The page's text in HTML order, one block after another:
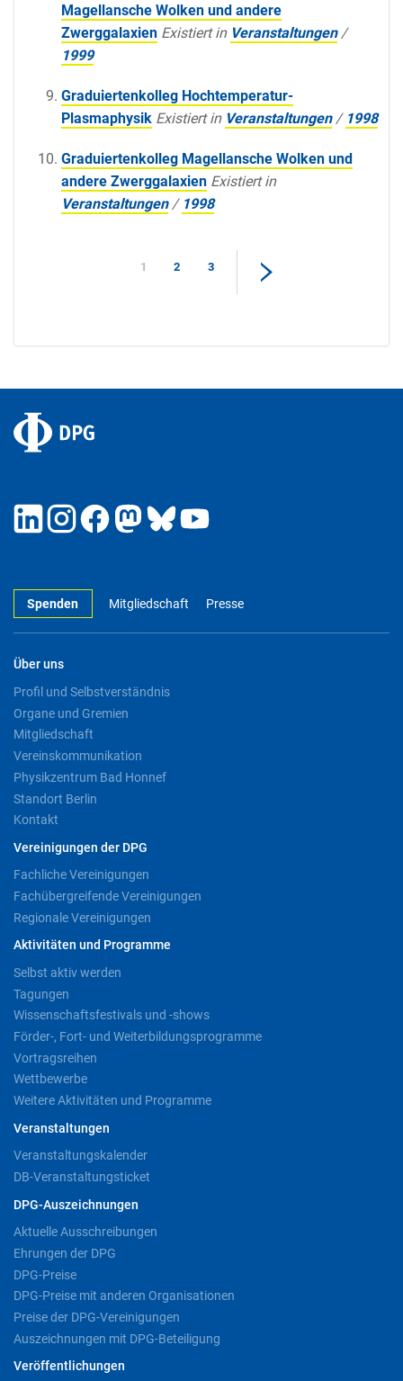
Magellansche Wolken und andere
Zwerggalaxien Existiert in Veranstaltungen /
1999
Graduiertenkolleg Hochtemperatur-
Plasmaphysik Existiert in Veranstaltungen / 1998
Graduiertenkolleg Magellansche Wolken und
andere Zwerggalaxien Existiert in
Veranstaltungen / 1998
1 2 3
Spenden Mitgliedschaft Presse
Über uns
Profil und Selbstverständnis
Organe und Gremien
Mitgliedschaft
Vereinskommunikation
Physikzentrum Bad Honnef
Standort Berlin
Kontakt
Vereinigungen der DPG
Fachliche Vereinigungen
Fachübergreifende Vereinigungen
Regionale Vereinigungen
Aktivitäten und Programme
Selbst aktiv werden
Tagungen
Wissenschaftsfestivals und -shows
Förder-, Fort- und Weiterbildungsprogramme
Vortragsreihen
Wettbewerbe
Weitere Aktivitäten und Programme
Veranstaltungen
Veranstaltungskalender
DB-Veranstaltungsticket
DPG-Auszeichnungen
Aktuelle Ausschreibungen
Ehrungen der DPG
DPG-Preise
DPG-Preise mit anderen Organisationen
Preise der DPG-Vereinigungen
Auszeichnungen mit DPG-Beteiligung
Veröffentlichungen